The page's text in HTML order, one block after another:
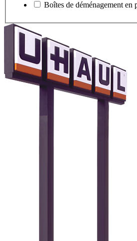
Boîtes de déménagement en